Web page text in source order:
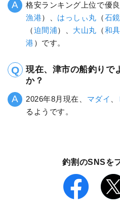
格安ランキング上位で優良
漁港）、 はっしぃ丸 （石
（迫間浦）、 大山丸 （和
港 ）です。
現在、津市の船釣りで
か？
2026年8月現在、 マダイ
るようです。
釣割のSNSを